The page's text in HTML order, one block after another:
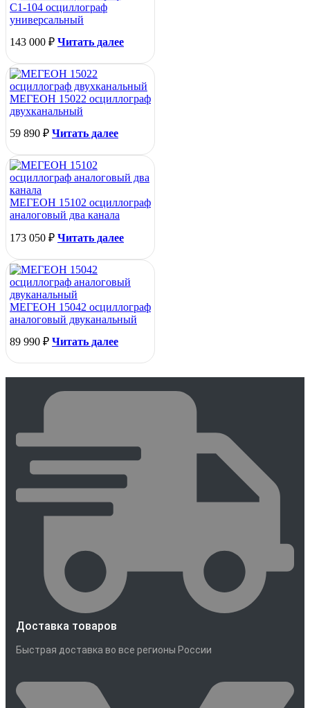
С1-104 осциллограф
универсальный
143 000 ₽ Читать далее
МЕГЕОН 15022 осциллограф
двухканальный
59 890 ₽ Читать далее
МЕГЕОН 15102 осциллограф
аналоговый два канала
173 050 ₽ Читать далее
МЕГЕОН 15042 осциллограф
аналоговый двуканальный
89 990 ₽ Читать далее
Доставка товаров
Быстрая доставка во все регионы России